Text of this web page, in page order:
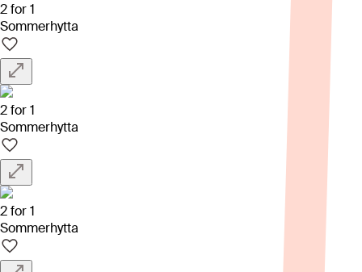
2 for 1
Sommerhytta
2 for 1
Sommerhytta
2 for 1
Sommerhytta